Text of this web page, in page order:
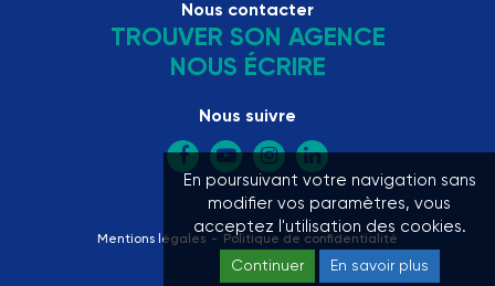
Nous contacter
TROUVER SON AGENCE
NOUS ÉCRIRE
Nous suivre
Mentions légales Politique de confidentialité
En poursuivant votre navigation sans
modifier vos paramètres, vous
acceptez l'utilisation des cookies.
Continuer En savoir plus